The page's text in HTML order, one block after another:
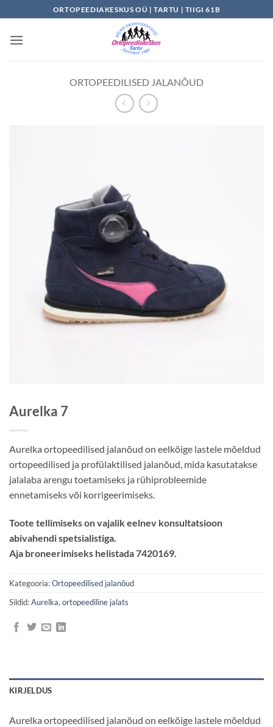
to
content
ORTOPEEDIAKESKUS OÜ | TARTU | TIIGI 61B
ORTOPEEDILISED JALANÕUD
Aurelka 7
Aurelka ortopeedilised jalanõud on eelkõige lastele mõeldud
ortopeedilised ja profülaktilised jalanõud, mida kasutatakse
jalalaba arengu toetamiseks ja rühiprobleemide
ennetamiseks või korrigeerimiseks.
Toote tellimiseks on vajalik eelnev konsultatsioon
abivahendi spetsialistiga.
Aja broneerimiseks helistada 7420169.
Kategooria:Ortopeedilised jalanõud
Sildid:Aurelka, ortopeediline jalats
KIRJELDUS
Aurelka ortopeedilised jalanõud on eelkõige lastele mõeldud